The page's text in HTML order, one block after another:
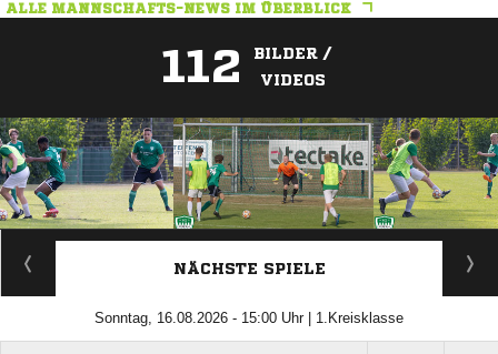
ALLE MANNSCHAFTS-NEWS IM ÜBERBLICK
112
BILDER /
VIDEOS
ANZEIGE
NÄCHSTE SPIELE
Sonntag, 16.08.2026 - 15:00 Uhr | 1.Kreisklasse